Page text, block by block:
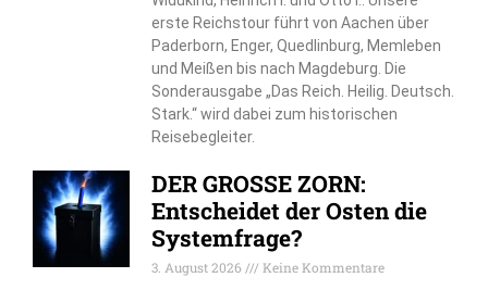
erste Reichstour führt von Aachen über
Paderborn, Enger, Quedlinburg, Memleben
und Meißen bis nach Magdeburg. Die
Sonderausgabe „Das Reich. Heilig. Deutsch.
Stark.“ wird dabei zum historischen
Reisebegleiter.
DER GROSSE ZORN:
Entscheidet der Osten die
Systemfrage?
3. August 2026
Keine Kommentare